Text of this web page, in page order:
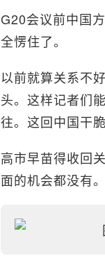
G20会议前中国
全愣住了。
以前就算关系不
头。这样记者们
往。这回中国干
高市早苗得收回
面的机会都没有。